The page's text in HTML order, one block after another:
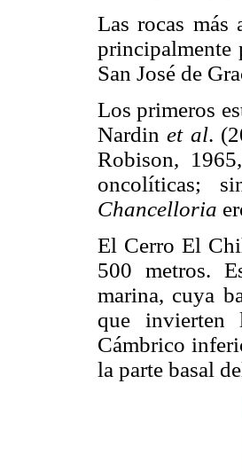
Las rocas más
principalmente
San José de
Los primeros
Nardinet al.
Robison,
oncolíticas;
Chancelloria
El Cerro El
500 metros.
marina, cuya
que invierten
Cámbrico
la parte basal